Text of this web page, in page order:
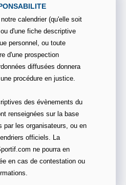
notre calendrier (qu'elle soit
d'une fiche descriptive
personnel, ou toute
d'une prospection
diffusées donnera
procédure en justice.
des évènements du
renseignées sur la base
par les organisateurs, ou en
officiels. La
ne pourra en
en cas de contestation ou